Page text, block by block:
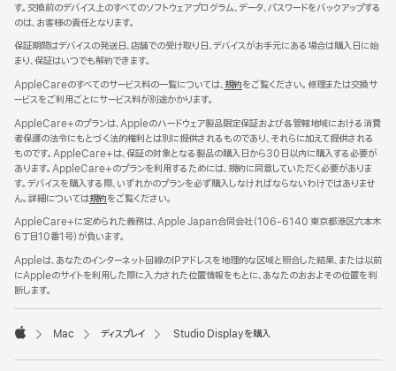
す。交換前のデバイス上のすべてのソフトウェアプログラム、データ、パスワードをバックアップする
のは、お客様の責任となります。
保証期間はデバイスの発送日、店舗での受け取り日、デバイスがお手元にある場合は購入日に始
まり、保証はいつでも解約できます。
AppleCareのすべてのサービス料の一覧については、規約をご覧ください。修理または交換サ
ービスをご利用ごとにサービス料が別途かかります。
AppleCare+のプランは、Appleのハードウェア製品限定保証および各管轄地域における消費
者保護の法令にもとづく法的権利とは別に提供されるものであり、それらに加えて提供される
ものです。AppleCare+は、保証の対象となる製品の購入日から30日以内に購入する必要が
あります。AppleCare+のプランを利用するためには、規約に同意していただく必要がありま
す。デバイスを購入する際、いずれかのプランを必ず購入しなければならないわけではありませ
ん。詳細については規約${translate.store.a11y.opens_new_window}
をご覧ください。
AppleCare+に定められた義務は、Apple Japan合同会社（106-6140 東京都港区六本木
6丁目10番1号）が負いま す 。
Appleは、あなたのインターネット回線のIPアドレスを地理的な区域と照合した結果、または以前
にAppleのサイトを利用した際に入力された位置情報をもとに、あなたのおおよその位置を判
断します。
Mac ディスプレイ Studio Displayを購入